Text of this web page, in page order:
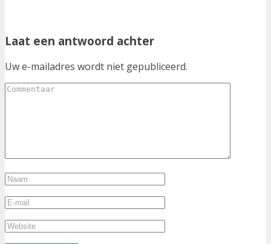
Laat een antwoord achter
Uw e-mailadres wordt niet gepubliceerd.